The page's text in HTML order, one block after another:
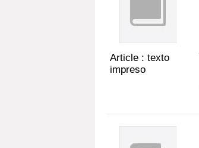
Article : texto
impreso